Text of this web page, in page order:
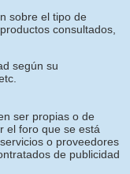
sobre el tipo de
consultados,
según su
ser propias o de
el foro que se está
o proveedores
de publicidad